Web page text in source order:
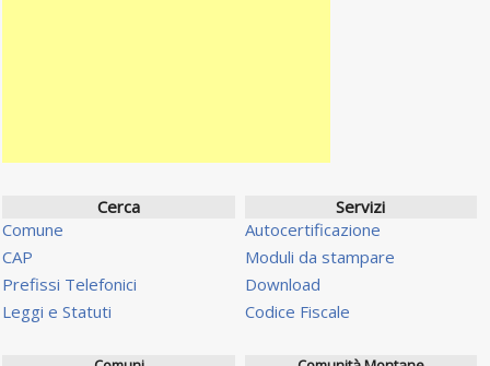
Cerca
Comune
CAP
Prefissi Telefonici
Leggi e Statuti
Servizi
Autocertificazione
Moduli da stampare
Download
Codice Fiscale